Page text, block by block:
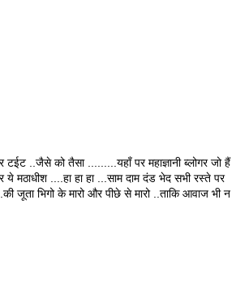
..जैसे को तैसा .........यहाँ पर महाज्ञानी ब्लोगर जो हैं
ये मठाधीश ....हा हा हा ...साम दाम दंड भेद सभी रस्ते पर
जूता भिगो के मारो और पीछे से मारो ..ताकि आवाज भी न